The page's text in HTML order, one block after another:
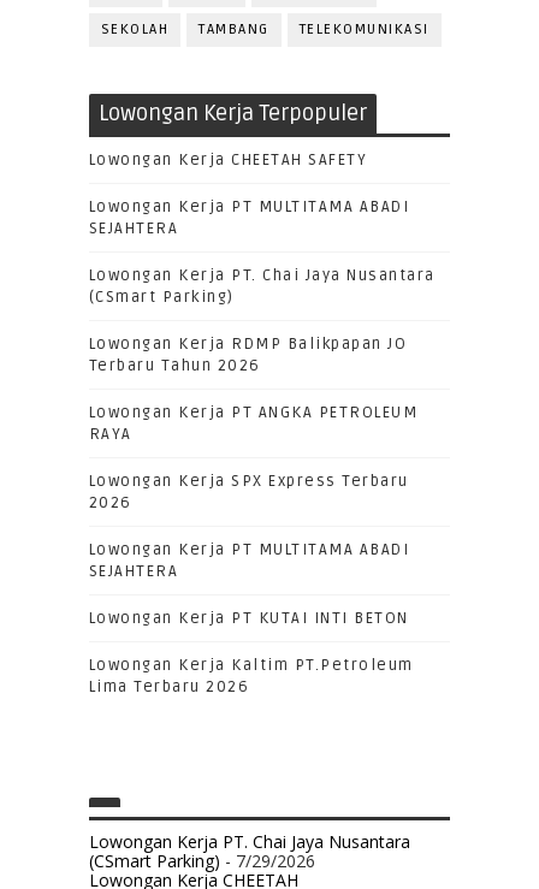
SEKOLAH TAMBANG TELEKOMUNIKASI
Lowongan Kerja Terpopuler
Lowongan Kerja CHEETAH SAFETY
Lowongan Kerja PT MULTITAMA ABADI
SEJAHTERA
Lowongan Kerja PT. Chai Jaya Nusantara
(CSmart Parking)
Lowongan Kerja RDMP Balikpapan JO
Terbaru Tahun 2026
Lowongan Kerja PT ANGKA PETROLEUM
RAYA
Lowongan Kerja SPX Express Terbaru
2026
Lowongan Kerja PT MULTITAMA ABADI
SEJAHTERA
Lowongan Kerja PT KUTAI INTI BETON
Lowongan Kerja Kaltim PT.Petroleum
Lima Terbaru 2026
Lowongan Kerja PT. Chai Jaya Nusantara
(CSmart Parking) - 7/29/2026
Lowongan Kerja CHEETAH